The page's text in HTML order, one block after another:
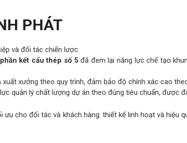
PHÁT
và đối tác chiến lược:
kết cấu thép số 5 đã đem lại năng lực chế tạo
xưởng theo quy trình, đảm bảo độ chính xác cao
quản lý chất lượng dự án theo đúng tiêu chuẩn, được
cho đối tác và khách hàng: thiết kế linh hoạt và hiệu